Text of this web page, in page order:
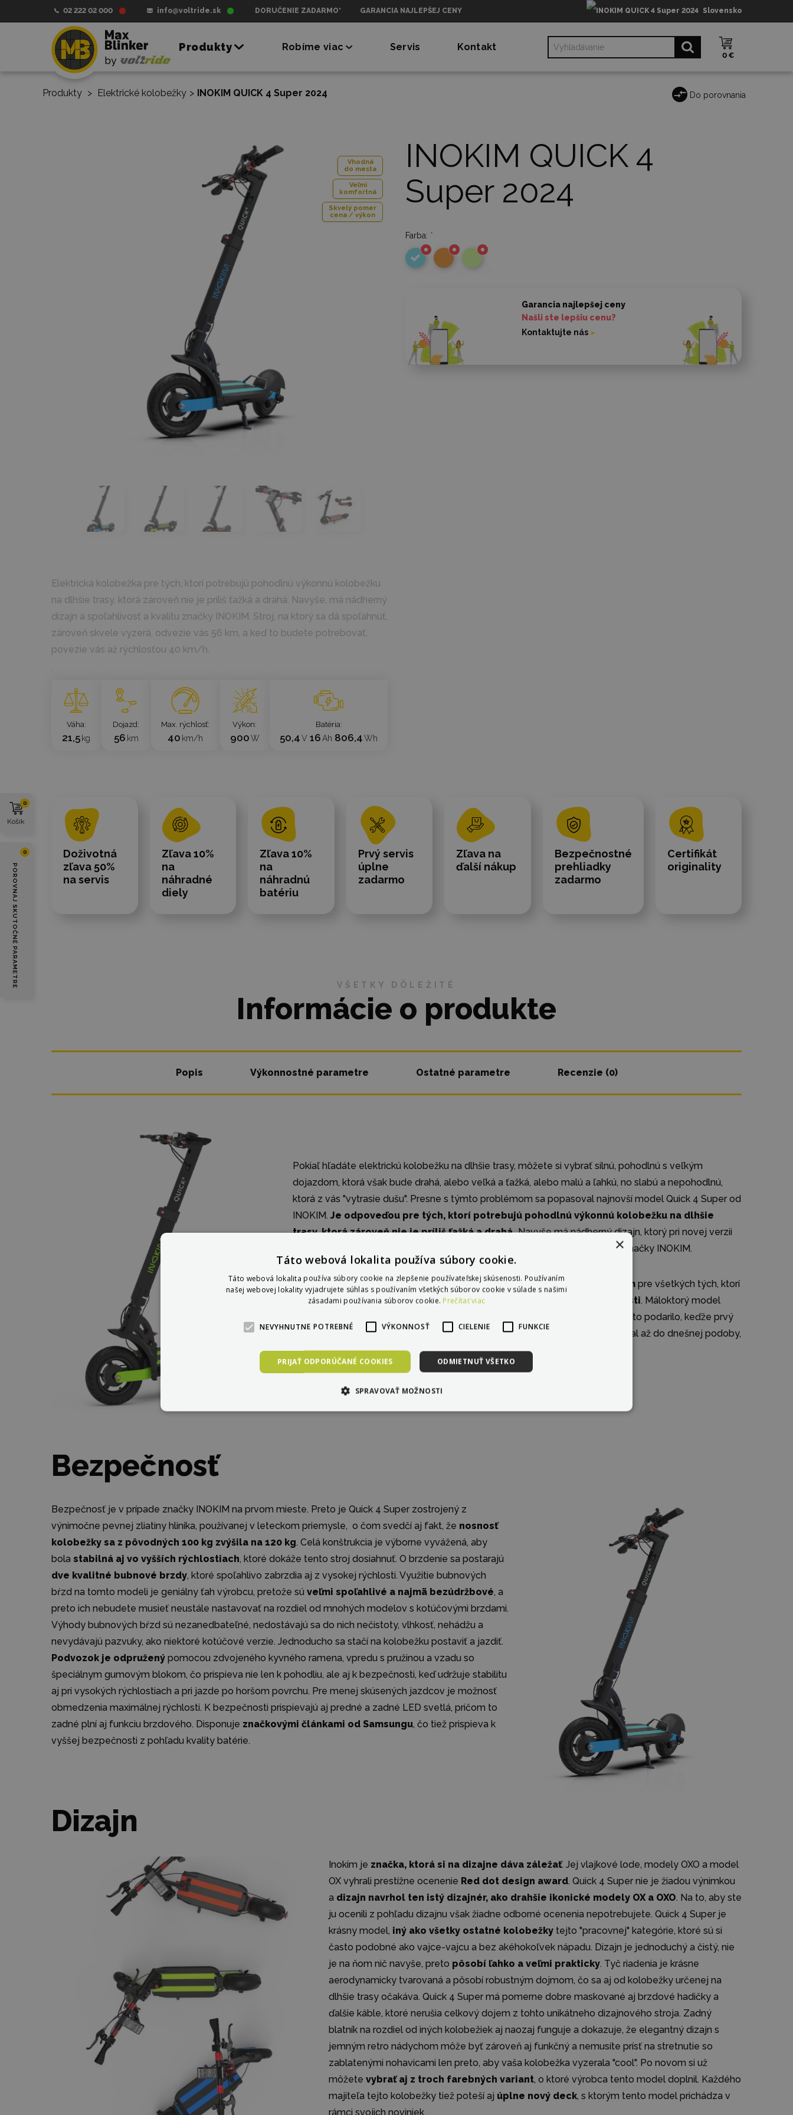
02 222 02 000 info@voltride.sk DORUČENIE ZADARMO* GARANCIA NAJLEPŠEJ CENY Slovensko
Produkty Robíme viac Servis Kontakt
0 €
Produkty > Elektrické kolobežky > INOKIM QUICK 4 Super 2024 Do porovnania
Vhodná
do mesta
Veľmi
komfortná
Skvelý pomer
cena / výkon
Elektrická kolobežka pre tých, ktorí potrebujú pohodlnú výkonnú kolobežku
na dlhšie trasy, ktorá zároveň nie je príliš ťažká a drahá. Navyše, má nádherný
dizajn a spoľahlivosť a kvalitu značky INOKIM. Stroj, na ktorý sa dá spoľahnúť,
zároveň skvele vyzerá, odvezie vás 56 km, a keď to budete potrebovať,
povezie vás až rýchlosťou 40 km/h.
`
Váha
21,5 kg
Dojazd
56 km
Max. rýchlosť
40 km/h
Výkon
900W
Batéria
50,4V 16Ah 806,4Wh
INOKIM QUICK 4
Super 2024
Farba: *
Garancia najlepšej ceny
Našli ste lepšiu cenu?
Kontaktujte nás
Doživotná
zľava 50%
na servis
Zľava 10%
na
náhradné
diely
Zľava 10%
na
náhradnú
batériu
Prvý servis
úplne
zadarmo
Zľava na
ďalší nákup
Bezpečnostné
prehliadky
zadarmo
Certifikát
originality
VŠETKY DÔLEŽITÉ
Informácie o produkte
Popis Výkonnostné parametre Ostatné parametre Recenzie (0)
Pokiaľ hľadáte elektrickú kolobežku na dlhšie trasy, môžete si vybrať silnú, pohodlnú s veľkým
dojazdom, ktorá však bude drahá, alebo veľká a ťažká, alebo malú a ľahkú, no slabú a nepohodlnú,
ktorá z vás "vytrasie dušu". Presne s týmto problémom sa popasoval najnovší model Quick 4 Super od
INOKIM. Je odpoveďou pre tých, ktorí potrebujú pohodlnú výkonnú kolobežku na dlhšie
trasy, ktorá zároveň nie je príliš ťažká a drahá.Navyše má nádherný dizajn, ktorý pri novej verzii
doplnili (nie len) o 3 farebné varianty a tiež stelesňuje spoľahlivosť a kvalitu značky INOKIM.
Ide už ošiestu generáciutohto úspešného modelu, ktorý je ťažným koňom pre všetkých tých, ktorí
potrebujúspoľahlivý a pohodlný spôsob prepravy na dlhšie vzdialenosti. Máloktorý model
elektrickej kolobežky sa dočkal svojej šiestej generácie, ale modelu Quick sa to podarilo, keďže prvý
model z tejto rady vznikol ešte v roku 2009. Inokim ho postupne zdokonaľoval až do dnešnej podoby,
ktoránemá v svojej triede konkurenciu.
Bezpečnosť
Bezpečnosť je v prípade značky INOKIM na prvom mieste. Preto je Quick 4 Super zostrojený z
výnimočne pevnej zliatiny hliníka, používanej v leteckom priemysle, o čom svedčí aj fakt, že nosnosť
kolobežky sa z pôvodných 100 kg zvýšila na 120 kg. Celá konštrukcia je výborne vyvážená, aby
bola stabilná aj vo vyšších rýchlostiach, ktoré dokáže tento stroj dosiahnuť. O brzdenie sa postarajú
dve kvalitné bubnové brzdy, ktoré spoľahlivo zabrzdia aj z vysokej rýchlosti. Využitie bubnových
bŕzd na tomto modeli je geniálny ťah výrobcu, pretože sú veľmi spoľahlivé a najmä bezúdržbové, a
preto ich nebudete musieť neustále nastavovať na rozdiel od mnohých modelov s kotúčovými brzdami.
Výhody bubnových bŕzd sú nezanedbateľné, nedostávajú sa do nich nečistoty, vlhkosť, nehádžu a
nevydávajú pazvuky, ako niektoré kotúčové verzie. Jednoducho sa stačí na kolobežku postaviť a jazdiť.
Podvozok je odpružený pomocou zdvojeného kyvného ramena, vpredu s pružinou a vzadu so
špeciálnym gumovým blokom, čo prispieva nie len k pohodliu, ale aj k bezpečnosti, keď udržuje stabilitu
aj pri vysokých rýchlostiach a pri jazde po horšom povrchu. Pre menej skúsených jazdcov je možnosť
obmedzenia maximálnej rýchlosti. K bezpečnosti prispievajú aj predné a zadné LED svetlá, pričom to
zadné plní aj funkciu brzdového. Disponuje značkovými článkami od Samsungu, čo tiež prispieva k
vyššej bezpečnosti z pohľadu kvality batérie.
Dizajn
Inokim je značka, ktorá si na dizajne dáva záležať. Jej vlajkové lode, modely OXO a model
OX vyhrali prestížne ocenenie Red dot design award. Quick 4 Super nie je žiadou výnimkou
a dizajn navrhol ten istý dizajnér, ako drahšie ikonické modely OX a OXO. Na to, aby ste
ju ocenili z pohľadu dizajnu však žiadne odborné ocenenia nepotrebujete. Quick 4 Super je
krásny model, iný ako všetky ostatné kolobežky tejto "pracovnej" kategórie, ktoré sú si
často podobné ako vajce-vajcu a bez akéhokoľvek nápadu. Dizajn je jednoduchý a čistý, nie
je na ňom nič navyše, preto pôsobí ľahko a veľmi prakticky. Tyč riadenia je krásne
aerodynamicky tvarovaná a pôsobí robustným dojmom, čo sa aj od kolobežky určenej na
dlhšie trasy očakáva. Quick 4 Super má pomerne dobre maskované aj brzdové hadičky a
ďalšie káble, ktoré nerušia celkový dojem z tohto unikátneho dizajnového stroja. Zadný
blatník na rozdiel od iných kolobežiek aj naozaj funguje a dokazuje, že elegantný dizajn s
jemným retro nádychom môže byť zároveň aj funkčný a nemusíte prísť na stretnutie so
zablatenými nohavicami len preto, aby vaša kolobežka vyzerala "cool". Po novom si už
môžete vybrať aj z troch farebných variant, o ktoré výrobca tento model doplnil. Každého
majiteľa tejto kolobežky tiež poteší aj úplne nový deck, s ktorým tento model prichádza v
rámci svojich noviniek.
Košík
0
POROVNAJ SKUTOČNÉ PARAMETRE
0
×
Táto webová lokalita používa súbory cookie.
Táto webová lokalita používa súbory cookie na zlepšenie používateľskej skúsenosti. Používaním
našej webovej lokality vyjadrujete súhlas s používaním všetkých súborov cookie v súlade s našimi
zásadami používania súborov cookie. Prečítať viac
NEVYHNUTNE POTREBNÉ VÝKONNOSŤ CIELENIE FUNKCIE
PRIJAŤ ODPORÚČANÉ COOKIES ODMIETNUŤ VŠETKO
SPRAVOVAŤ MOŽNOSTI